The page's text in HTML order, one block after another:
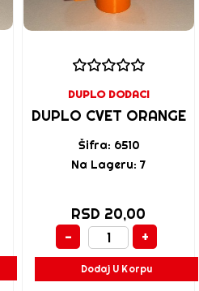
DUPLO DODACI
DUPLO CVET ORANGE
Šifra: 6510
Na Lageru: 7
RSD 20,00
-
+
Dodaj U Korpu